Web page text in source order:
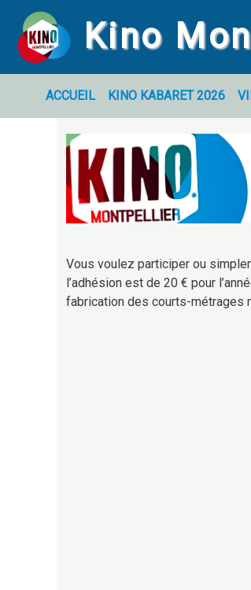
Aller au contenu principal
Kino
Navigation
ACCUEIL KINO KABARET 2026
Vous voulez participer ou
l’adhésion est de 20 € pour
fabrication des courts-métrages